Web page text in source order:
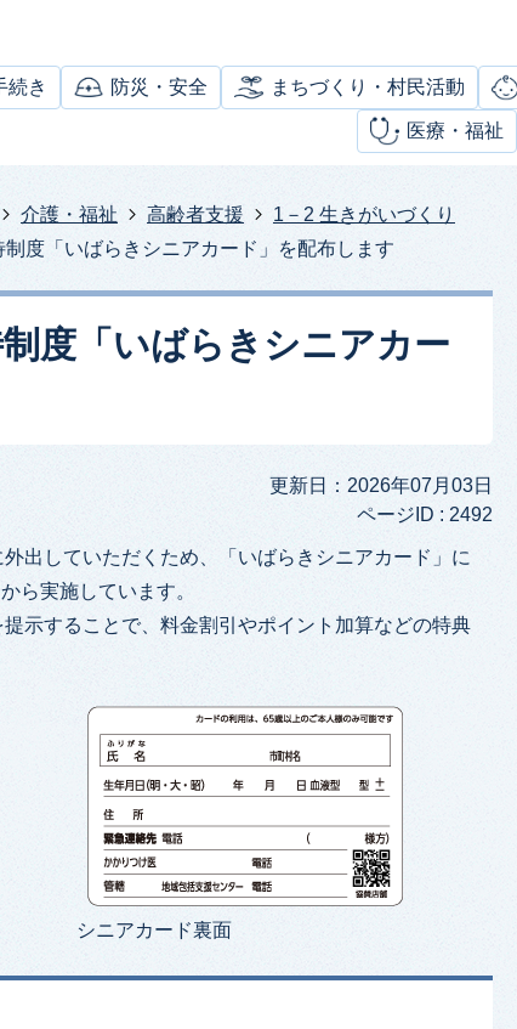
続き 防災・安全 まちづくり・村民活動
医療・福祉
介護・福祉 高齢者支援
1－2 生きがいづくり
度「いばらきシニアカード」を配布します
度「いばらきシニアカー
更新日：2026年07月03日
ページID : 2492
出していただくため、「いばらきシニアカード」に
ら実施しています。
示することで、料金割引やポイント加算などの特典
シニアカード裏面